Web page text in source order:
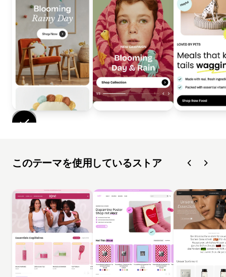
このテーマを使用しているストア